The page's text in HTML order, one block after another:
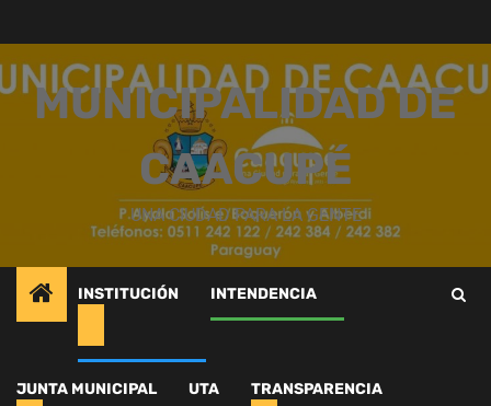
contenido
MUNICIPALIDAD DE
CAACUPÉ
UNA CIUDAD PARA LA GENTE
INSTITUCIÓN INTENDENCIA
JUNTA MUNICIPAL UTA TRANSPARENCIA